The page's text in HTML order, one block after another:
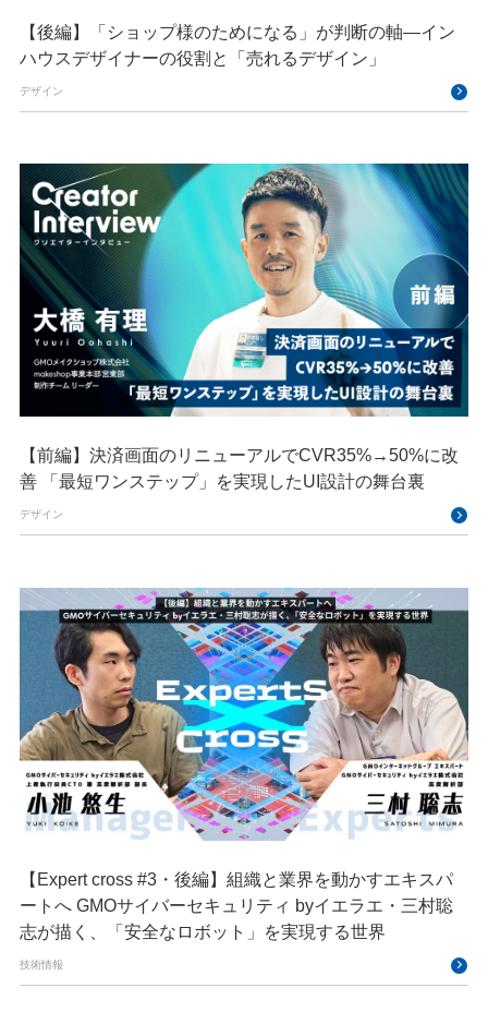
【後編】「ショップ様のためになる」が判断の軸―イン
ハウスデザイナーの役割と「売れるデザイン」
デザイン
【前編】決済画面のリニューアルでCVR35%→50%に改
善 「最短ワンステップ」を実現したUI設計の舞台裏
デザイン
【Expert cross #3・後編】組織と業界を動かすエキスパ
ートへ GMOサイバーセキュリティ byイエラエ・三村聡
志が描く、「安全なロボット」を実現する世界
技術情報